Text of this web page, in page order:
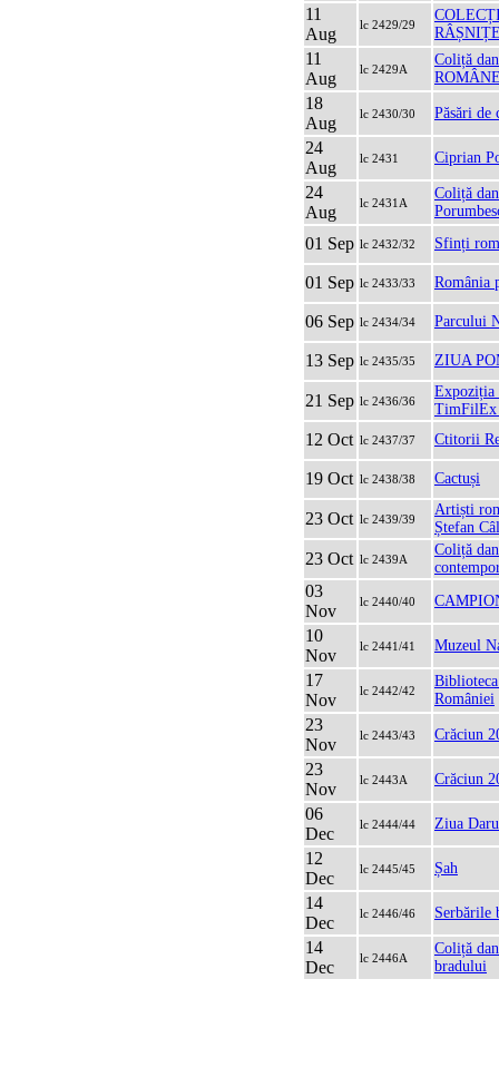
11
Aug
lc 2429/29
11
Aug
lc 2429A
Coliță
18
Aug
lc 2430/30 Păsări de
24
Aug
lc 2431 Ciprian
24
Aug
lc 2431A
Coliță
01 Sep lc 2432/32 Sfinți
01 Sep lc 2433/33 România
06 Sep lc 2434/34 Parcului
13 Sep lc 2435/35 ZIUA
21 Sep lc 2436/36
Expoziția
TimFilEx
12 Oct lc 2437/37 Ctitorii
19 Oct lc 2438/38 Cactuși
23 Oct lc 2439/39
Artiști
Ștefan
23 Oct lc 2439A
Coliță
03
Nov
lc 2440/40
10
Nov
lc 2441/41 Muzeul
17
Nov
lc 2442/42
României
23
Nov
lc 2443/43 Crăciun
23
Nov
lc 2443A Crăciun
06
Dec
lc 2444/44 Ziua
12
Dec
lc 2445/45 Șah
14
Dec
lc 2446/46 Serbările
14
Dec
lc 2446A
Coliță
bradului